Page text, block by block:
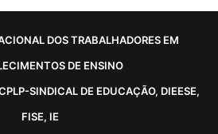
DOS TRABALHADORES EM
DE ENSINO
SINDICAL DE EDUCAÇÃO, DIEESE,
FISE, IE